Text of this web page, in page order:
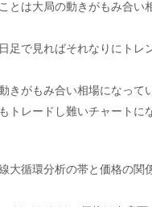
とは大局の動きがもみ合い
足で見ればそれなりにトレ
きがもみ合い相場になって
トレードし難いチャートに
大循環分析の帯と価格の関